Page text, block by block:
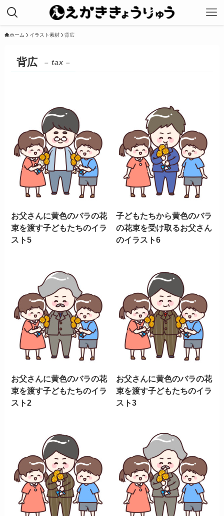
ホーム イラスト素材 背広
背広 – tax –
お父さんに黄色のバラの花
束を渡す子どもたちのイラ
スト5
子どもたちから黄色のバラ
の花束を受け取るお父さん
のイラスト6
お父さんに黄色のバラの花
束を渡す子どもたちのイラ
スト2
お父さんに黄色のバラの花
束を渡す子どもたちのイラ
スト3